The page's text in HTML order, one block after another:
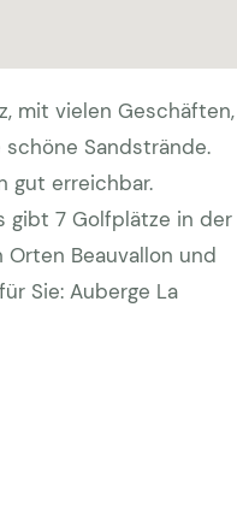
mit vielen Geschäften,
Sandstrände.
gut erreichbar.
gibt 7 Golfplätze in der
Beauvallon und
Sie: Auberge La